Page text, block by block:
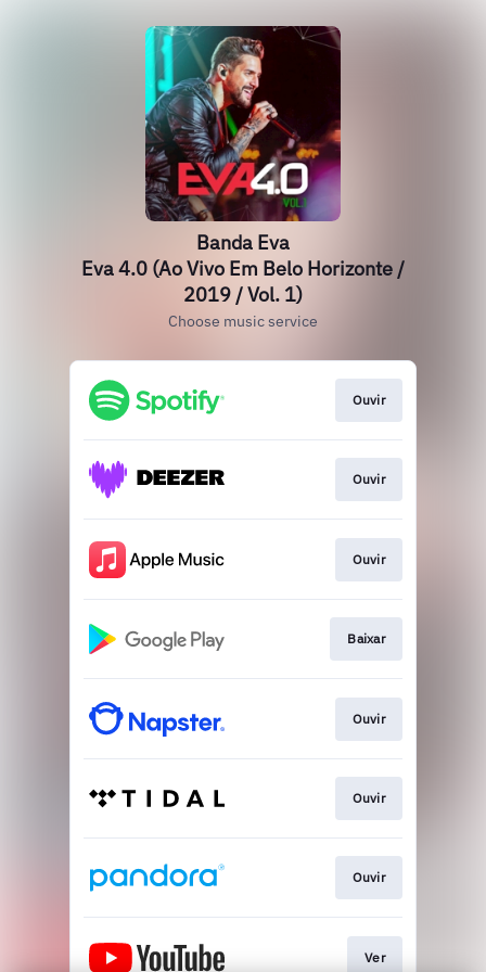
Banda Eva
Eva 4.0 (Ao Vivo Em Belo Horizonte /
2019 / Vol. 1)
Choose music service
Ouvir
Ouvir
Ouvir
Baixar
Ouvir
Ouvir
Ouvir
Ver